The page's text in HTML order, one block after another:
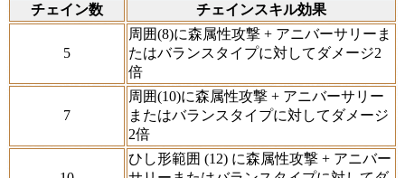
チェイン数 チェインスキル効果
5
周囲(8)に森属性攻撃 + アニバーサリーま
たはバランスタイプに対してダメージ2
倍
7
周囲(10)に森属性攻撃 + アニバーサリー
またはバランスタイプに対してダメージ
2倍
ひし形範囲 (12) に森属性攻撃 + アニバー